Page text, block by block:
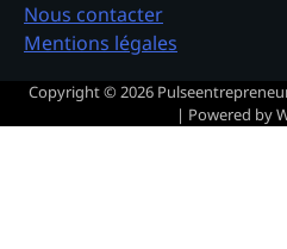
Nous contacter
Mentions légales
Copyright © 2026
| Powered by